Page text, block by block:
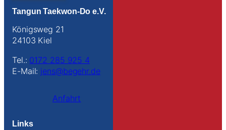
Tangun Taekwon-Do e.V.
Königsweg 21
24103 Kiel
Tel.: 0172 285 925 4
E-Mail: jens@begehr.de
Anfahrt
Links